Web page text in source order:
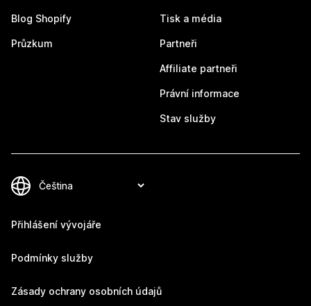
Blog Shopify
Průzkum
Tisk a média
Partneři
Affiliate partneři
Právní informace
Stav služby
Přihlášení vývojáře
Podmínky služby
Zásady ochrany osobních údajů